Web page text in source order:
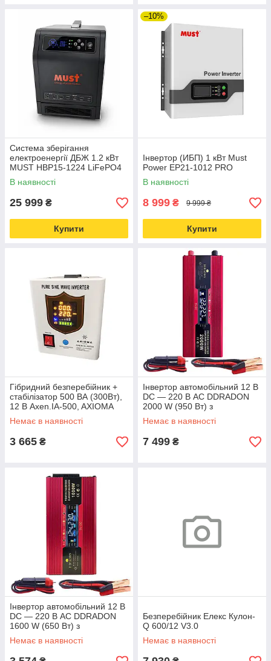
Система зберігання
електроенергії ДБЖ 1.2 кВт
MUST HBP15-1224 LiFePО4
(ЕЕ)
В наявності
25 999 ₴
Купити
–10%
Інвертор (ИБП) 1 кВт Must
Power EP21-1012 PRO
В наявності
8 999 ₴ 9 999 ₴
Купити
Гібридний безперебійник +
стабілізатор 500 ВА (300Вт),
12 В Axen.IA-500, AXIOMA
energy
Немає в наявності
3 665 ₴
Інвертор автомобільний 12 В
DC — 220 В AC DDRADON
2000 W (950 Вт) з
апроксимованою синусоїдою
Немає в наявності
7 499 ₴
Інвертор автомобільний 12 В
DC — 220 В AC DDRADON
1600 W (650 Вт) з
апроксимованою синусоїдою
Немає в наявності
Безперебійник Елекс Кулон-
Q 600/12 V3.0
Немає в наявності